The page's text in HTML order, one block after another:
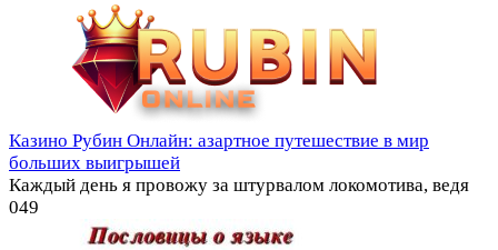
Казино Рубин Онлайн: азартное путешествие в мир
больших выигрышей
Каждый день я провожу за штурвалом локомотива, ведя
049